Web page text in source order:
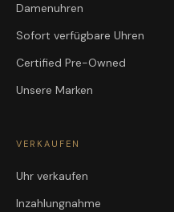
Damenuhren
Sofort verfügbare Uhren
Certified Pre-Owned
Unsere Marken
VERKAUFEN
Uhr verkaufen
Inzahlungnahme